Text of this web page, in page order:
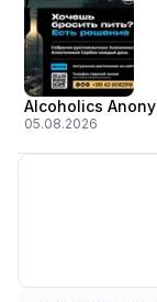
Alcoholics
05.08.2026